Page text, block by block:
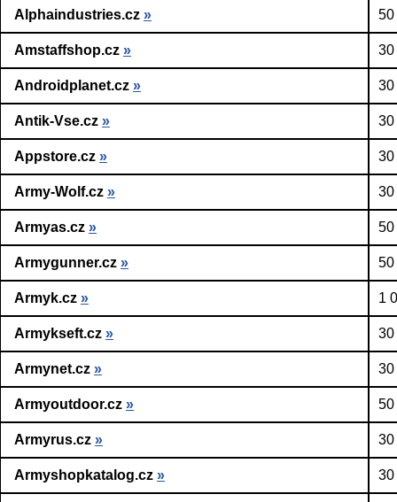
Alphaindustries.cz » 50
Amstaffshop.cz » 30
Androidplanet.cz » 30
Antik-Vse.cz » 30
Appstore.cz » 30
Army-Wolf.cz » 30
Armyas.cz » 50
Armygunner.cz » 50
Armyk.cz » 1
Armykseft.cz » 30
Armynet.cz » 30
Armyoutdoor.cz » 50
Armyrus.cz » 30
Armyshopkatalog.cz » 30